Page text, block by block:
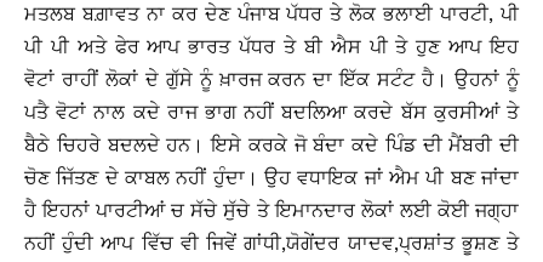
ਮਤਲਬ ਬਗ਼ਾਵਤ ਨਾ ਕਰ ਦੇਣ ਪੰਜਾਬ ਪੱਧਰ ਤੇ ਲੋਕ ਭਲਾਈ ਪਾਰਟੀ, ਪੀ
ਪੀ ਪੀ ਅਤੇ ਫੇਰ ਆਪ ਭਾਰਤ ਪੱਧਰ ਤੇ ਬੀ ਐਸ ਪੀ ਤੇ ਹੁਣ ਆਪ ਇਹ
ਵੋਟਾਂ ਰਾਹੀਂ ਲੋਕਾਂ ਦੇ ਗੁੱਸੇ ਨੂੰ ਖ਼ਾਰਜ ਕਰਨ ਦਾ ਇੱਕ ਸਟੰਟ ਹੈ। ਉਹਨਾਂ ਨੂੰ
ਪਤੈ ਵੋਟਾਂ ਨਾਲ ਕਦੇ ਰਾਜ ਭਾਗ ਨਹੀਂ ਬਦਲਿਆ ਕਰਦੇ ਬੱਸ ਕੁਰਸੀਆਂ ਤੇ
ਬੈਠੇ ਚਿਹਰੇ ਬਦਲਦੇ ਹਨ। ਇਸੇ ਕਰਕੇ ਜੋ ਬੰਦਾ ਕਦੇ ਪਿੰਡ ਦੀ ਮੈਂਬਰੀ ਦੀ
ਚੋਣ ਜਿੱਤਣ ਦੇ ਕਾਬਲ ਨਹੀਂ ਹੁੰਦਾ। ਉਹ ਵਧਾਇਕ ਜਾਂ ਐਮ ਪੀ ਬਣ ਜਾਂਦਾ
ਹੈ ਇਹਨਾਂ ਪਾਰਟੀਆਂ ਚ ਸੱਚੇ ਸੁੱਚੇ ਤੇ ਇਮਾਨਦਾਰ ਲੋਕਾਂ ਲਈ ਕੋਈ ਜਗ੍ਹਾ
ਨਹੀਂ ਹੁੰਦੀ ਆਪ ਵਿੱਚ ਵੀ ਜਿਵੇਂ ਗਾਂਧੀ,ਯੋਗੇਂਦਰ ਯਾਦਵ,ਪ੍ਰਸ਼ਾਂਤ ਭੂਸ਼ਣ ਤੇ